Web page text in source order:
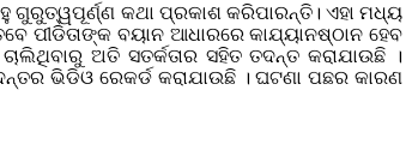
ଗୁରୁତ୍ୱପୂର୍ଣ୍ଣ କଥା ପ୍ରକାଶ କରିପାରନ୍ତି। ଏହା ମଧ୍ୟ
ପୀଡିତାଙ୍କ ବୟାନ ଆଧାରରେ କାଯ୍ୟାନଷ୍ଠାନ ହେବ
ଅତି ସତର୍କତାର ସହିତ ତଦନ୍ତ କରାଯାଉଛି ।
ଭିଡିଓ ରେକର୍ଡ କରାଯାଉଛି । ଘଟଣା ପଛର କାରଣ